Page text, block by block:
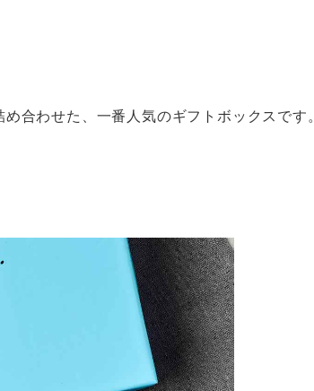
合わせた、一番人気のギフトボックスです。